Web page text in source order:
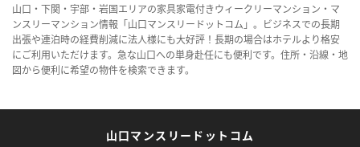
山口・下関・宇部・岩国エリアの家具家電付きウィークリーマンション・マ
ンスリーマンション情報「山口マンスリードットコム」。ビジネスでの長期
出張や連泊時の経費削減に法人様にも大好評！長期の場合はホテルより格安
にご利用いただけます。急な山口への単身赴任にも便利です。住所・沿線・地
図から便利に希望の物件を検索できます。
山口マンスリードットコム